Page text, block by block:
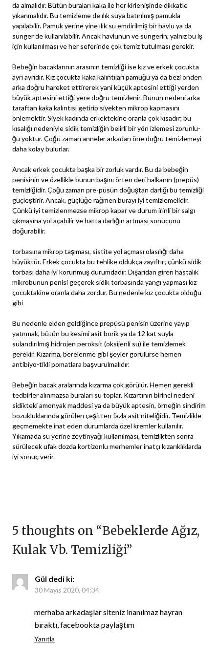
da almalıdır. Bütün buraları kaka ile her kirlenişinde dikkatle
yıkanmalıdır. Bu temizleme de ılık suya batırılmış pamukla
yapılabilir. Pamuk yerine yine ılık su emdirilmiş bir havlu ya da
sünger de kullanılabilir. Ancak havlunun ve süngerin, yalnız bu iş
için kullanılması ve her seferinde çok temiz tutulması gerekir.
Bebeğin bacaklarının arasının temizliği ise kız ve erkek çocukta
ayrı ayrıdır. Kız çocukta kaka kalıntıları pamuğu ya da bezi önden
arka doğru hareket ettirerek yani küçük aptesini ettiği yerden
büyük aptesini ettiği yere doğru temizlenir. Bunun nedeni arka
taraftan kaka kalıntısı getirip siyekten mikrop kapmasını
önlemektir. Siyek kadında erkektekine oranla çok kısadır; bu
kısalığı nedeniyle sidik temizliğin belirli bir yön izlemesi zorunlu-
ğu yoktur. Çoğu zaman anneler arkadan öne doğru temizlemeyi
daha kolay bulurlar.
Ancak erkek çocukta başka bir zorluk vardır. Bu da bebeğin
penisinin ve özellikle bunun başını örten deri halkanın (prepüs)
temizliğidir. Çoğu zaman pre-püsün doğuştan darlığı bu temizliği
güçleştirir. Ancak, güçlüğe rağmen burayı iyi temizlemelidir.
Çünkü iyi temizlenmezse mikrop kapar ve durum irinli bir salgı
çıkmasına yol açabilir ve hatta darlığın artması sonucunu
doğurabilir.
torbasına mikrop taşıması, sistite yol açması olasılığı daha
büyüktür. Erkek çocukta bu tehlike oldukça zayıftır; çünkü sidik
torbası daha iyi korunmuş durumdadır. Dışarıdan giren hastalık
mikrobunun penisi geçerek sidik torbasında yangı yapması kız
çocuktakine oranla daha zordur. Bu nedenle kız çocukta olduğu
gibi
Bu nedenle elden geldiğince prepüsü penisin üzerine yayıp
yatırmak, bütün bu kesimi asit borik ya da 12 kat suyla
sulandırılmış hidrojen peroksit (oksijenli su) ile temizlemek
gerekir. Kızarma, berelenme gibi şeyler görülürse hemen
antibiyo-tikli pomatlara başvurulmalıdır.
Bebeğin bacak aralarında kızarma çok görülür. Hemen gerekli
tedbirler alınmazsa buraları su toplar. Kızartının birinci nedeni
sidikteki amonyak maddesi ya da büyük aptesin, örneğin sindirim
bozukluklarında görülen çeşitten fazla asit niteliğidir. Temizlikle
geçmemekte inat eden durumlarda özel kremler kullanılır.
Yıkamada su yerine zeytinyağı kullanılması, temizlikten sonra
sürülecek ufak dozda kortizonlu merhemler inatçı kızarıklıklarda
iyi sonuç verir.
5 thoughts on “Bebeklerde Ağız,
Kulak Vb. Temizliği”
Gül dedi ki:
30 Mayıs 2020, 04:34
merhaba arkadaşlar siteniz inanılmaz hayran
bıraktı, facebookta paylaştım
Yanıtla